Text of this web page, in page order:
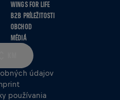
WINGS FOR LIFE
B2B PRÍLEŽITOSTI
OBCHOD
MÉDIÁ
údajov
používania